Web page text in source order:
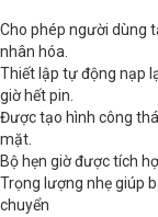
Cho phép người dùng
nhân hóa.
Thiết lập tự động nạp
giờ hết pin.
Được tạo hình công
mặt.
Bộ hẹn giờ được tích
Trọng lượng nhẹ giúp
chuyển